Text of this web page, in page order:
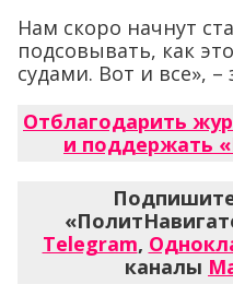
Нам скоро начнут
подсовывать, как
судами. Вот и все»,
Отблагодарить
и поддержать
Telegram,
каналы